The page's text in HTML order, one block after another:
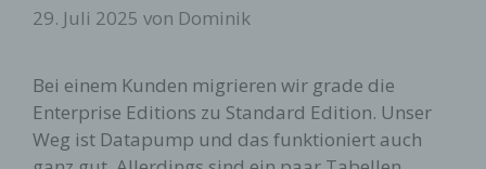
29. Juli 2025 von Dominik
Bei einem Kunden migrieren wir grade die
Enterprise Editions zu Standard Edition. Unser
Weg ist Datapump und das funktioniert auch